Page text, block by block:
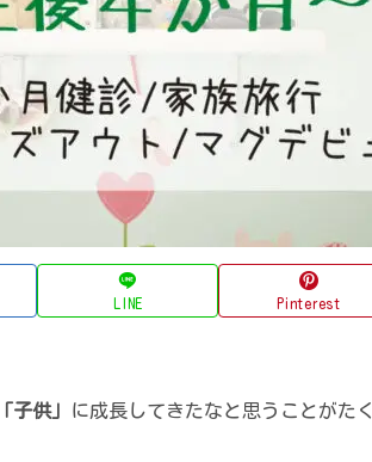
LINE Pinterest
「子供」 に成長してきたなと思うことがた